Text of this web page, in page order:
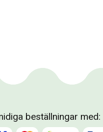
beställningar med: